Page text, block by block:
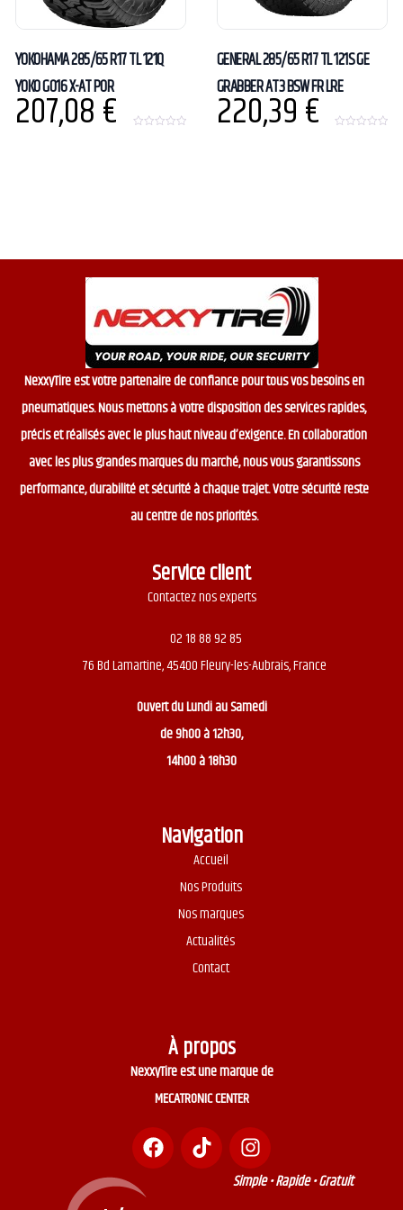
YOKOHAMA 285/65 R17 TL 121Q
YOKO G016 X-AT POR
207,08€
GENERAL 285/65 R17 TL 121S GE
GRABBER AT3 BSW FR LRE
220,39€
NexxyTire est votre partenaire de confiance pour tous vos besoins en
pneumatiques. Nous mettons à votre disposition des services rapides,
précis et réalisés avec le plus haut niveau d’exigence. En collaboration
avec les plus grandes marques du marché, nous vous garantissons
performance, durabilité et sécurité à chaque trajet. Votre sécurité reste
au centre de nos priorités.
Service client
Contactez nos experts
02 18 88 92 85
76 Bd Lamartine, 45400 Fleury-les-Aubrais, France
Ouvert duLundi au Samedi
de 9h00 à 12h30,
14h00 à 18h30
Navigation
Accueil
Nos Produits
Nos marques
Actualités
Contact
À propos
NexxyTire est une marque de
MECATRONIC CENTER
Simple • Rapide • Gratuit